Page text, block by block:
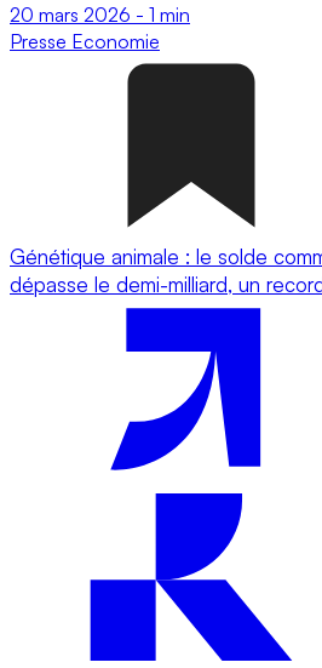
20 mars 2026 - 1 min
Presse Economie
Génétique animale : le solde
dépasse le demi-milliard, un